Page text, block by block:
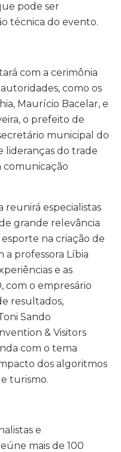
pode ser
técnica do evento.
com a cerimônia
como os
Maurício Bacelar, e
o prefeito de
municipal do
lideranças do trade
reunirá especialistas
grande relevância
na criação de
a professora Líbia
e as
com o empresário
resultados,
Sando
& Visitors
com o tema
dos algoritmos
turismo.
e
mais de 100